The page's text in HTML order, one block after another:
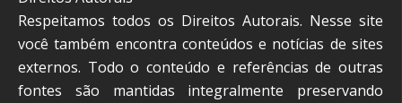
Respeitamos todos os Direitos Autorais. Nesse site
você também encontra conteúdos e notícias de sites
externos. Todo o conteúdo e referências de outras
fontes são mantidas integralmente preservando